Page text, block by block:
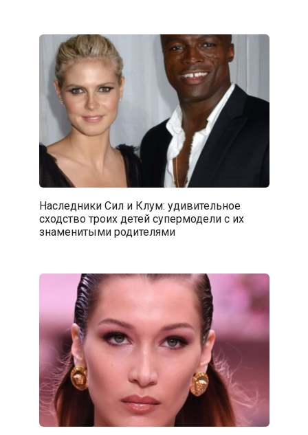
Наследники Сил и Клум: удивительное
сходство троих детей супермодели с их
знаменитыми родителями